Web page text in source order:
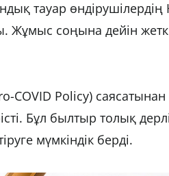
тауар
Жұмыс соңына дейін
Policy) саясатынан
Бұл былтыр толық
мүмкіндік берді.